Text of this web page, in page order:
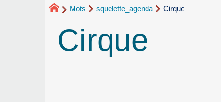
Mots squelette_agenda Cirque
Cirque